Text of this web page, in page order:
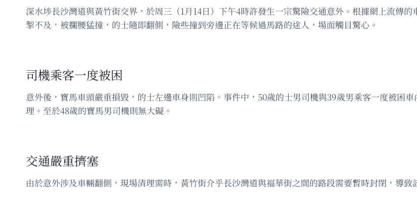
深水埗長沙灣道與黃竹街交界，於周三（1月14日）下午4時許發生一宗驚險交通意外。根據網上流傳
掣不及，被攔腰猛撞，的士隨即翻側，險些撞到旁邊正在等候過馬路的途人，場面觸目驚心。
司機乘客一度被困
意外後，寶馬車頭嚴重損毀，的士左邊車身則凹陷。事件中，50歲的士男司機與39歲男乘客一度被困
理。至於48歲的寶馬男司機則無大礙。
交通嚴重擠塞
由於意外涉及車輛翻側，現場清理需時，黃竹街介乎長沙灣道與福華街之間的路段需要暫時封閉，導致